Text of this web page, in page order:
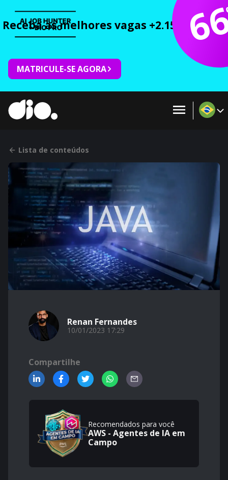
Receba as melhores vagas +2.150 cursos
MATRICULE-SE AGORA
Lista de conteúdos
Renan Fernandes
10/01/2023 17:29
Compartilhe
Recomendados para você
AWS - Agentes de IA em
Campo